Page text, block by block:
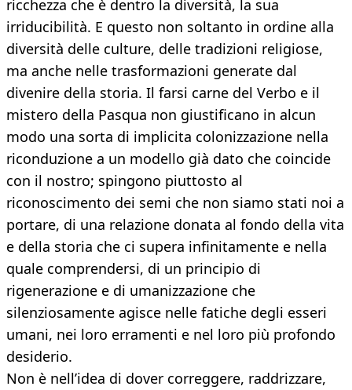
ricchezza che è dentro la diversità, la sua
irriducibilità. E questo non soltanto in ordine alla
diversità delle culture, delle tradizioni religiose,
ma anche nelle trasformazioni generate dal
divenire della storia. Il farsi carne del Verbo e il
mistero della Pasqua non giustificano in alcun
modo una sorta di implicita colonizzazione nella
riconduzione a un modello già dato che coincide
con il nostro; spingono piuttosto al
riconoscimento dei semi che non siamo stati noi a
portare, di una relazione donata al fondo della vita
e della storia che ci supera infinitamente e nella
quale comprendersi, di un principio di
rigenerazione e di umanizzazione che
silenziosamente agisce nelle fatiche degli esseri
umani, nei loro erramenti e nel loro più profondo
desiderio.
Non è nell’idea di dover correggere, raddrizzare,